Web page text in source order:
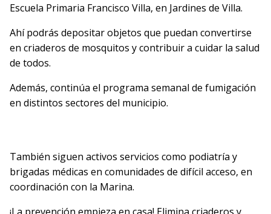
Escuela Primaria Francisco Villa, en Jardines de Villa.
Ahí podrás depositar objetos que puedan convertirse
en criaderos de mosquitos y contribuir a cuidar la salud
de todos.
Además, continúa el programa semanal de fumigación
en distintos sectores del municipio.
También siguen activos servicios como podiatría y
brigadas médicas en comunidades de difícil acceso, en
coordinación con la Marina.
¡La prevención empieza en casa! Elimina criaderos y